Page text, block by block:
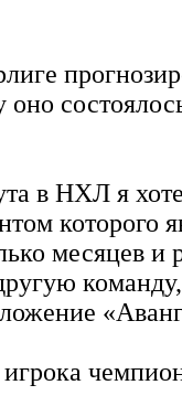
в НХЛ я
которого
месяцев и